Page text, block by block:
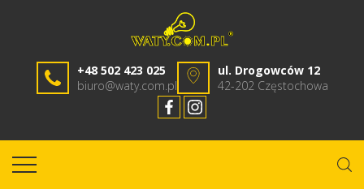
+48 502 423 025
biuro@waty.com.pl
ul. Drogowców 12
42-202 Częstochowa